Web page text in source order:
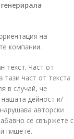
на
компании.
текст. Част от
тази част от текста
в случай, че
дейност и/
авторски
се свържете с
пишете.